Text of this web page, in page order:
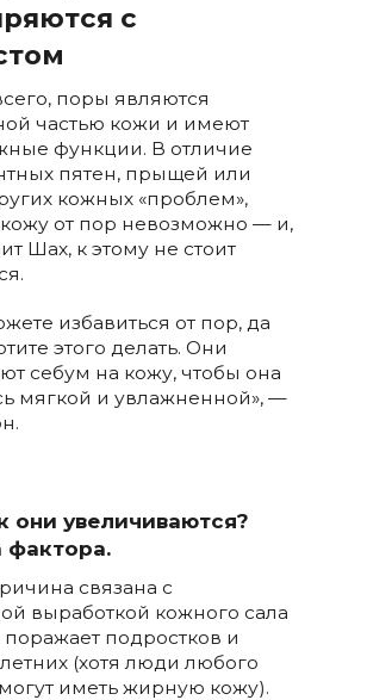
с
поры являются
частью кожи и имеют
функции. В отличие
пятен, прыщей или
кожных «проблем»,
кожу от пор невозможно — и,
Шах, к этому не стоит
избавиться от пор, да
этого делать. Они
себум на кожу, чтобы она
мягкой и увлажненной», —
они увеличиваются?
фактора.
связана с
выработкой кожного сала
подростков и
(хотя люди любого
иметь жирную кожу).